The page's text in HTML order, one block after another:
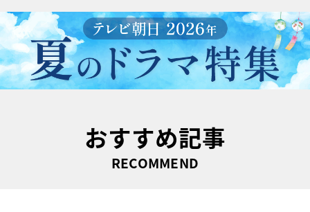
おすすめ記事
RECOMMEND